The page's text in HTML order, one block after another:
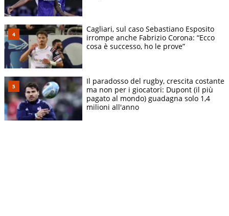
Cagliari, sul caso Sebastiano Esposito
irrompe anche Fabrizio Corona: “Ecco
cosa è successo, ho le prove”
Il paradosso del rugby, crescita costante
ma non per i giocatori: Dupont (il più
pagato al mondo) guadagna solo 1,4
milioni all'anno